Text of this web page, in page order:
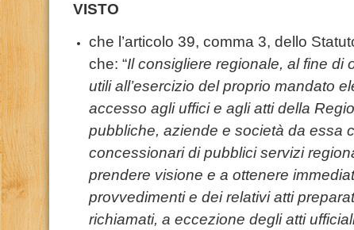
VISTO
che l’articolo 39, comma 3, dello
che: “Il consigliere regionale, al fine di
utili all’esercizio del proprio mandato
accesso agli uffici e agli atti della
pubbliche, aziende e società da essa
concessionari di pubblici servizi
prendere visione e a ottenere
provvedimenti e dei relativi atti
richiamati, a eccezione degli atti